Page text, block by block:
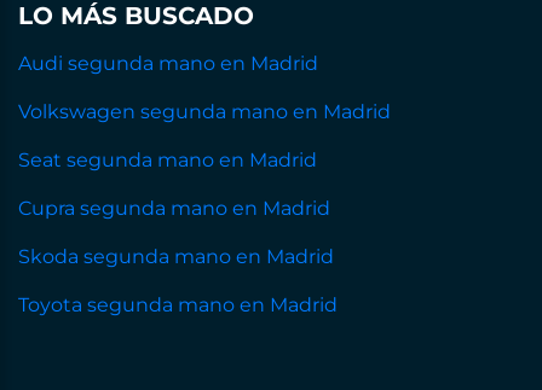
LO MÁS BUSCADO
Audi segunda mano en Madrid
Volkswagen segunda mano en Madrid
Seat segunda mano en Madrid
Cupra segunda mano en Madrid
Skoda segunda mano en Madrid
Toyota segunda mano en Madrid